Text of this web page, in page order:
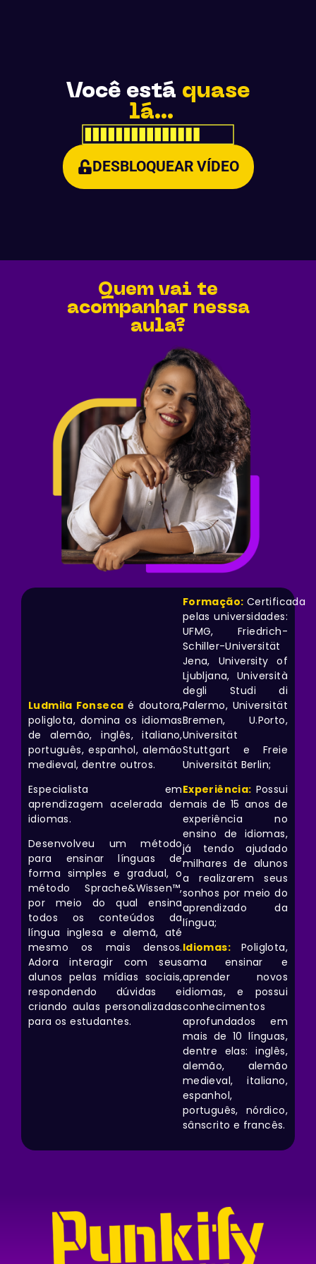
Você está quase
lá...
DESBLOQUEAR VÍDEO
Quem vai te
acompanhar nessa
aula?
Ludmila Fonseca é doutora,
poliglota, domina os idiomas
de alemão, inglês, italiano,
português, espanhol, alemão
medieval, dentre outros.
Especialista em
aprendizagem acelerada de
idiomas.
Desenvolveu um método
para ensinar línguas de
forma simples e gradual, o
método Sprache&Wissen™,
por meio do qual ensina
todos os conteúdos da
língua inglesa e alemã, até
mesmo os mais densos.
Adora interagir com seus
alunos pelas mídias sociais,
respondendo dúvidas e
criando aulas personalizadas
para os estudantes.
Formação: Certificada
pelas universidades:
UFMG, Friedrich-
Schiller-Universität
Jena, University of
Ljubljana, Università
degli Studi di
Palermo, Universität
Bremen, U.Porto,
Universität
Stuttgart e Freie
Universität Berlin;
Experiência: Possui
mais de 15 anos de
experiência no
ensino de idiomas,
já tendo ajudado
milhares de alunos
a realizarem seus
sonhos por meio do
aprendizado da
língua;
Idiomas: Poliglota,
ama ensinar e
aprender novos
idiomas, e possui
conhecimentos
aprofundados em
mais de 10 línguas,
dentre elas: inglês,
alemão, alemão
medieval, italiano,
espanhol,
português, nórdico,
sânscrito e francês.